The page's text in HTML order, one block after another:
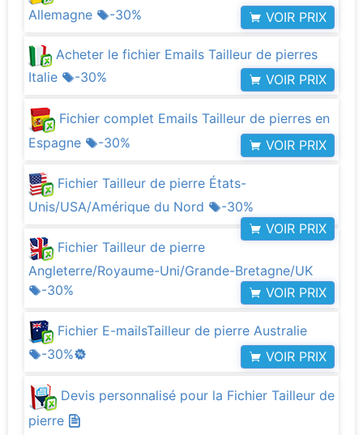
Allemagne
-30% VOIR PRIX
Acheter le fichier Emails Tailleur de pierres
Italie
-30% VOIR PRIX
Fichier complet Emails Tailleur de pierres en
Espagne
-30% VOIR PRIX
Fichier Tailleur de pierre États-
Unis/USA/Amérique du Nord
-30%
VOIR PRIX
Fichier Tailleur de pierre
Angleterre/Royaume-Uni/Grande-Bretagne/UK
-30%
VOIR PRIX
Fichier E-mailsTailleur de pierre Australie
-30%
VOIR PRIX
Devis personnalisé pour la Fichier Tailleur de
pierre